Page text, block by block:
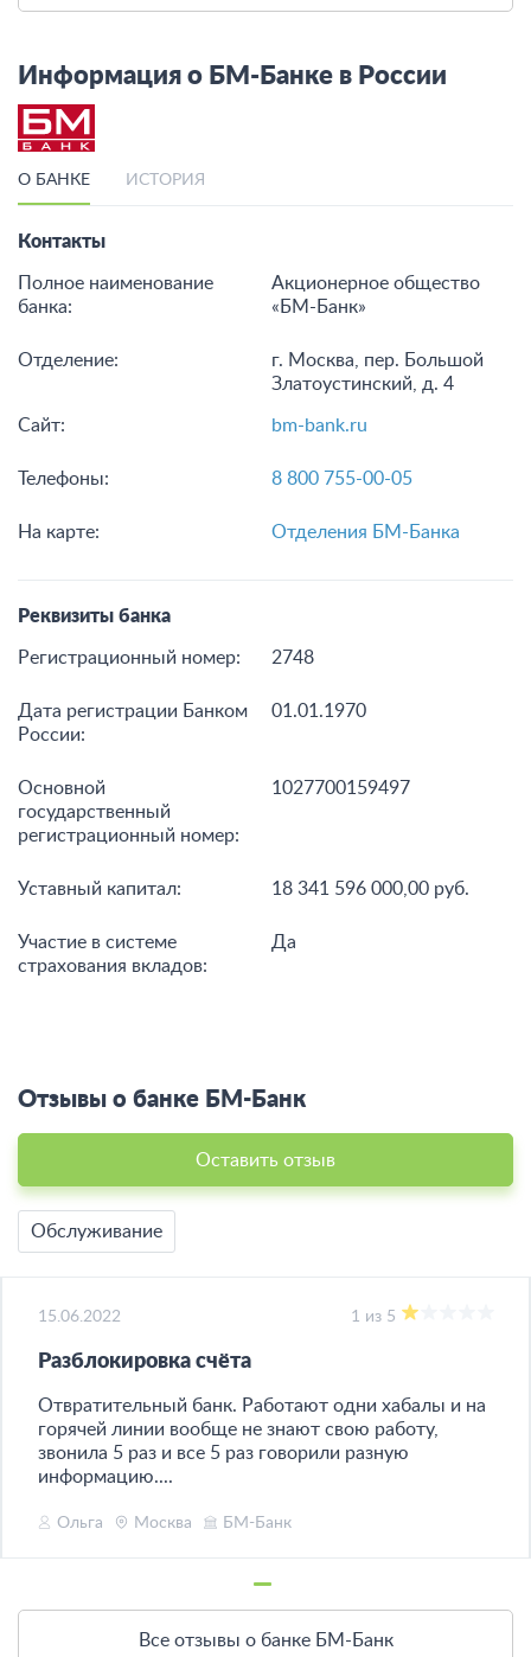
Информация о БМ-Банке в России
О БАНКЕ ИСТОРИЯ
Контакты
Полное наименование
банка:
Акционерное общество
«БМ-Банк»
Отделение:
г. Москва, пер. Большой
Златоустинский, д. 4
Сайт: bm-bank.ru
Телефоны: 8 800 755-00-05
На карте: Отделения БМ-Банка
Реквизиты банка
Регистрационный номер: 2748
Дата регистрации Банком
России:
01.01.1970
Основной
государственный
регистрационный номер:
1027700159497
Уставный капитал: 18 341 596 000,00 руб.
Участие в системе
страхования вкладов:
Да
Отзывы о банке БМ-Банк
Оставить отзыв
Обслуживание
15.06.2022 1 из 5
Разблокировка счёта
Отвратительный банк. Работают одни хабалы и на
горячей линии вообще не знают свою работу,
звонила 5 раз и все 5 раз говорили разную
информацию....
Ольга Москва БМ-Банк
Все отзывы о банке БМ-Банк